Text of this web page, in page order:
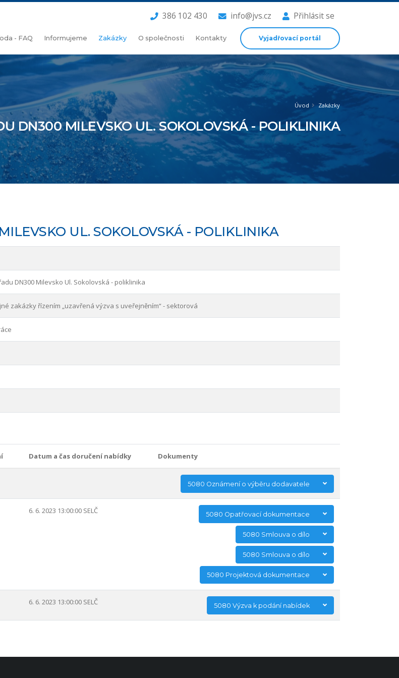
386 102 430 info@jvs.cz Přihlásit se
- FAQ Informujeme Zakázky O společnosti Kontakty Vyjadřovací portál
Úvod Zakázky
DN300 MILEVSKO UL. SOKOLOVSKÁ - POLIKLINIKA
UL. SOKOLOVSKÁ - POLIKLINIKA
DN300 Milevsko Ul. Sokolovská - poliklinika
zakázky řízením „uzavřená výzva s uveřejněním“ - sektorová
Datum a čas doručení nabídky Dokumenty
5080 Oznámení o výběru dodavatele
6. 6. 2023 13:00:00 SELČ 5080 Opatřovací dokumentace
5080 Smlouva o dílo
5080 Smlouva o dílo
5080 Projektová dokumentace
6. 6. 2023 13:00:00 SELČ 5080 Výzva k podání nabídek